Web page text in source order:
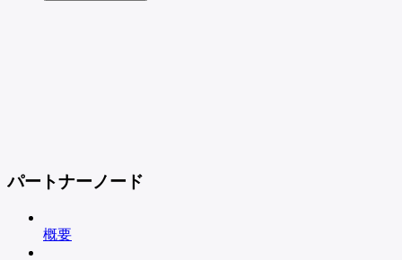
パートナーノード
概要